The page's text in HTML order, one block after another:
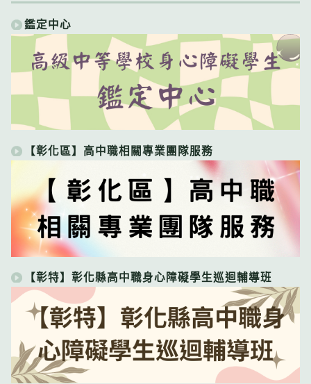
鑑定中心
【彰化區】高中職相關專業團隊服務
【彰特】彰化縣高中職身心障礙學生巡迴輔導班